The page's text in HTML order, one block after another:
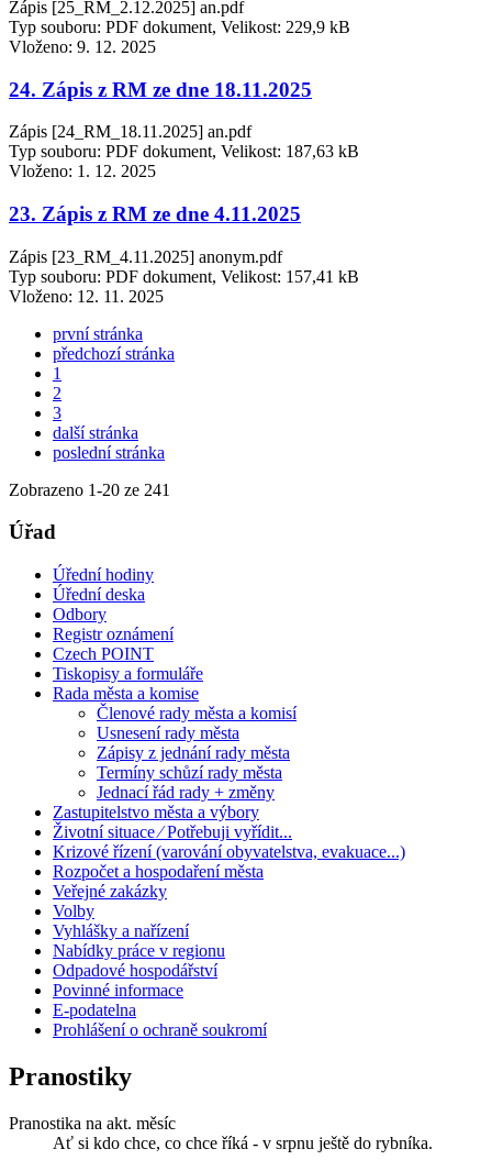
Zápis [25_RM_2.12.2025] an.pdf
Typ souboru: PDF dokument, Velikost: 229,9 kB
Vloženo: 9. 12. 2025
24. Zápis z RM ze dne 18.11.2025
Zápis [24_RM_18.11.2025] an.pdf
Typ souboru: PDF dokument, Velikost: 187,63 kB
Vloženo: 1. 12. 2025
23. Zápis z RM ze dne 4.11.2025
Zápis [23_RM_4.11.2025] anonym.pdf
Typ souboru: PDF dokument, Velikost: 157,41 kB
Vloženo: 12. 11. 2025
první stránka
předchozí stránka
1
2
3
další stránka
poslední stránka
Zobrazeno 1-20 ze 241
Úřad
Úřední hodiny
Úřední deska
Odbory
Registr oznámení
Czech POINT
Tiskopisy a formuláře
Rada města a komise
Členové rady města a komisí
Usnesení rady města
Zápisy z jednání rady města
Termíny schůzí rady města
Jednací řád rady + změny
Zastupitelstvo města a výbory
Životní situace ⁄ Potřebuji vyřídit...
Krizové řízení (varování obyvatelstva, evakuace...)
Rozpočet a hospodaření města
Veřejné zakázky
Volby
Vyhlášky a nařízení
Nabídky práce v regionu
Odpadové hospodářství
Povinné informace
E-podatelna
Prohlášení o ochraně soukromí
Pranostiky
Pranostika na akt. měsíc
Ať si kdo chce, co chce říká - v srpnu ještě do rybníka.